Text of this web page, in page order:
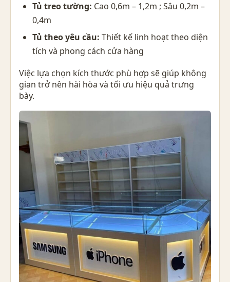
Tủ treo tường: Cao 0,6m – 1,2m ; Sâu 0,2m –
0,4m
Tủ theo yêu cầu: Thiết kế linh hoạt theo diện
tích và phong cách cửa hàng
Việc lựa chọn kích thước phù hợp sẽ giúp không
gian trở nên hài hòa và tối ưu hiệu quả trưng
bày.